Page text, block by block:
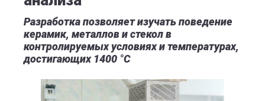
Разработка позволяет изучать поведение
керамик, металлов и стекол в
контролируемых условиях и температурах,
достигающих 1400 °C